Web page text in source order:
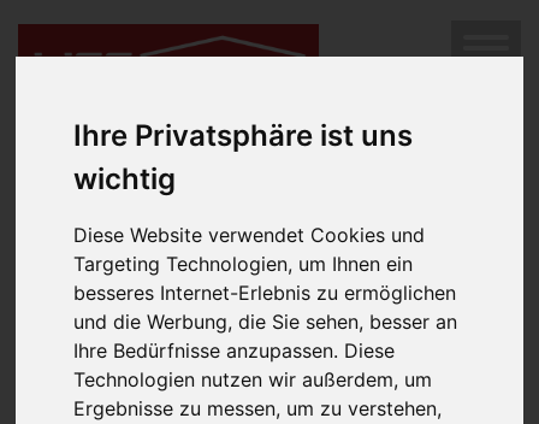
Ihre Privatsphäre ist uns
wichtig
Diese Website verwendet Cookies und
Targeting Technologien, um Ihnen ein
besseres Internet-Erlebnis zu ermöglichen
und die Werbung, die Sie sehen, besser an
Ihre Bedürfnisse anzupassen. Diese
Technologien nutzen wir außerdem, um
Ergebnisse zu messen, um zu verstehen,
SUCHEN
Impressum